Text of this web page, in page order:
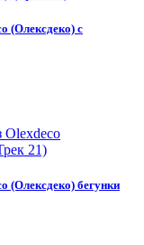
(Олексдеко) c
(Олексдеко) бегунки